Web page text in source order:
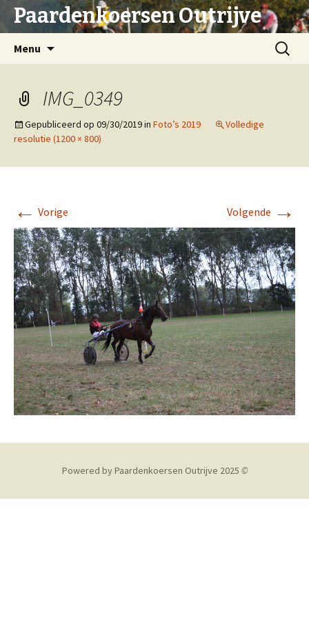
Paardenkoersen Outrijve
Menu
Zoeken
naar:
IMG_0349
Gepubliceerd op 09/30/2019in Foto’s 2019
Volledige
resolutie (1200 × 800)
← Vorige Volgende →
Powered by Paardenkoersen Outrijve 2025 ©